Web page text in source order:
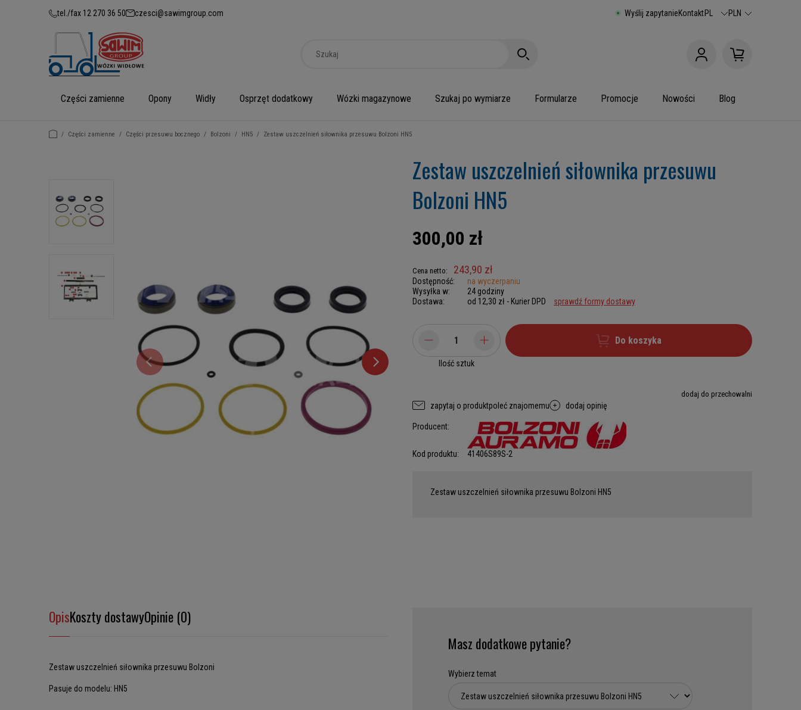
tel./fax 12 270 36 50 czesci@sawimgroup.com Wyślij zapytanieKontaktPL PLN
Części zamienne Opony Widły Osprzęt dodatkowy Wózki magazynowe Szukaj po wymiarze Formularze Promocje Nowości Blog
/ Części zamienne / Części przesuwu bocznego / Bolzoni / HN5 / Zestaw uszczelnień siłownika przesuwu Bolzoni HN5
Zestaw uszczelnień siłownika przesuwu
Bolzoni HN5
300,00 zł
Cena netto: 243,90 zł
Dostępność:
na wyczerpaniu
Wysyłka w:
24 godziny
Dostawa:
od 12,30 zł - Kurier DPD sprawdź formy dostawy
Ilość sztuk
Do koszyka
dodaj do przechowalni
zapytaj o produktpoleć znajomemu dodaj opinię
Producent:
Kod produktu: 41406S89S-2
Zestaw uszczelnień siłownika przesuwu Bolzoni HN5
OpisKoszty dostawyOpinie (0)
Zestaw uszczelnień siłownika przesuwu Bolzoni
Pasuje do modelu: HN5
Masz dodatkowe pytanie?